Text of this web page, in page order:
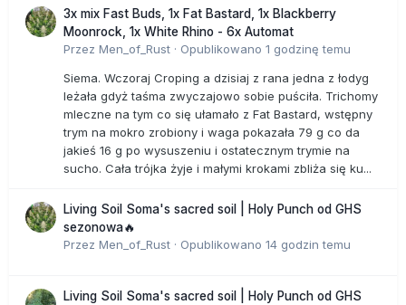
3x mix Fast Buds, 1x Fat Bastard, 1x Blackberry
Moonrock, 1x White Rhino - 6x Automat
Przez Men_of_Rust · Opublikowano 1 godzinę temu
Siema. Wczoraj Croping a dzisiaj z rana jedna z łodyg
leżała gdyż taśma zwyczajowo sobie puściła. Trichomy
mleczne na tym co się ułamało z Fat Bastard, wstępny
trym na mokro zrobiony i waga pokazała 79 g co da
jakieś 16 g po wysuszeniu i ostatecznym trymie na
sucho. Cała trójka żyje i małymi krokami zbliża się ku...
Living Soil Soma's sacred soil | Holy Punch od GHS
sezonowa🔥
Przez Men_of_Rust · Opublikowano 14 godzin temu
Living Soil Soma's sacred soil | Holy Punch od GHS